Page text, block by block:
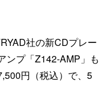
社の新CDプレー
ンプ「Z142-AMP」も
円（税込）で、5